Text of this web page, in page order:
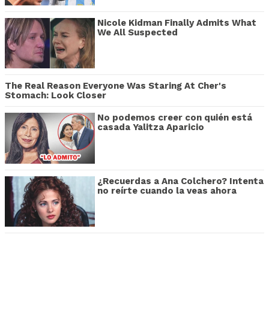
Nicole Kidman Finally Admits What
We All Suspected
The Real Reason Everyone Was Staring At Cher's
Stomach: Look Closer
No podemos creer con quién está
casada Yalitza Aparicio
¿Recuerdas a Ana Colchero? Intenta
no reírte cuando la veas ahora